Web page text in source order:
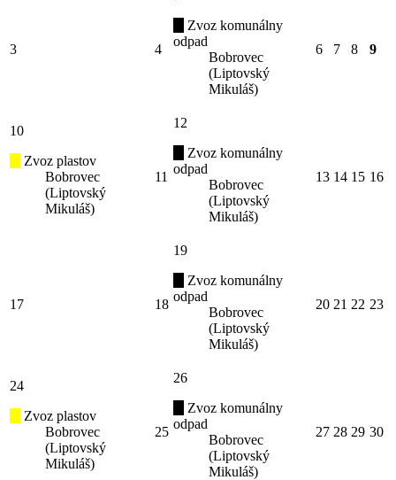
3 4
Zvoz komunálny
odpad
Bobrovec
(Liptovský
Mikuláš)
6 7 8 9
10
Zvoz plastov
Bobrovec
(Liptovský
Mikuláš)
11
12
Zvoz komunálny
odpad
Bobrovec
(Liptovský
Mikuláš)
13 14 15 16
17 18
19
Zvoz komunálny
odpad
Bobrovec
(Liptovský
Mikuláš)
20 21 22 23
24
Zvoz plastov
Bobrovec
(Liptovský
Mikuláš)
25
26
Zvoz komunálny
odpad
Bobrovec
(Liptovský
Mikuláš)
27 28 29 30